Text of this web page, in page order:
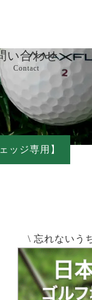
い合わせ
Contact
問い合わせ
詳細情報
特商法に基づく表記
ッジ専用】
\ 忘れないう